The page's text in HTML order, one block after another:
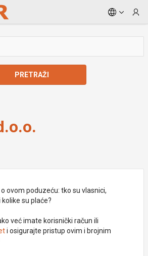
PRETRAŽI
ovom poduzeću: tko su vlasnici,
su plaće?
već imate korisnički račun ili
i osigurajte pristup ovim i brojnim